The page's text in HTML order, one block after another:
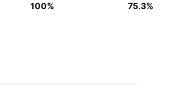
100%
75.3%